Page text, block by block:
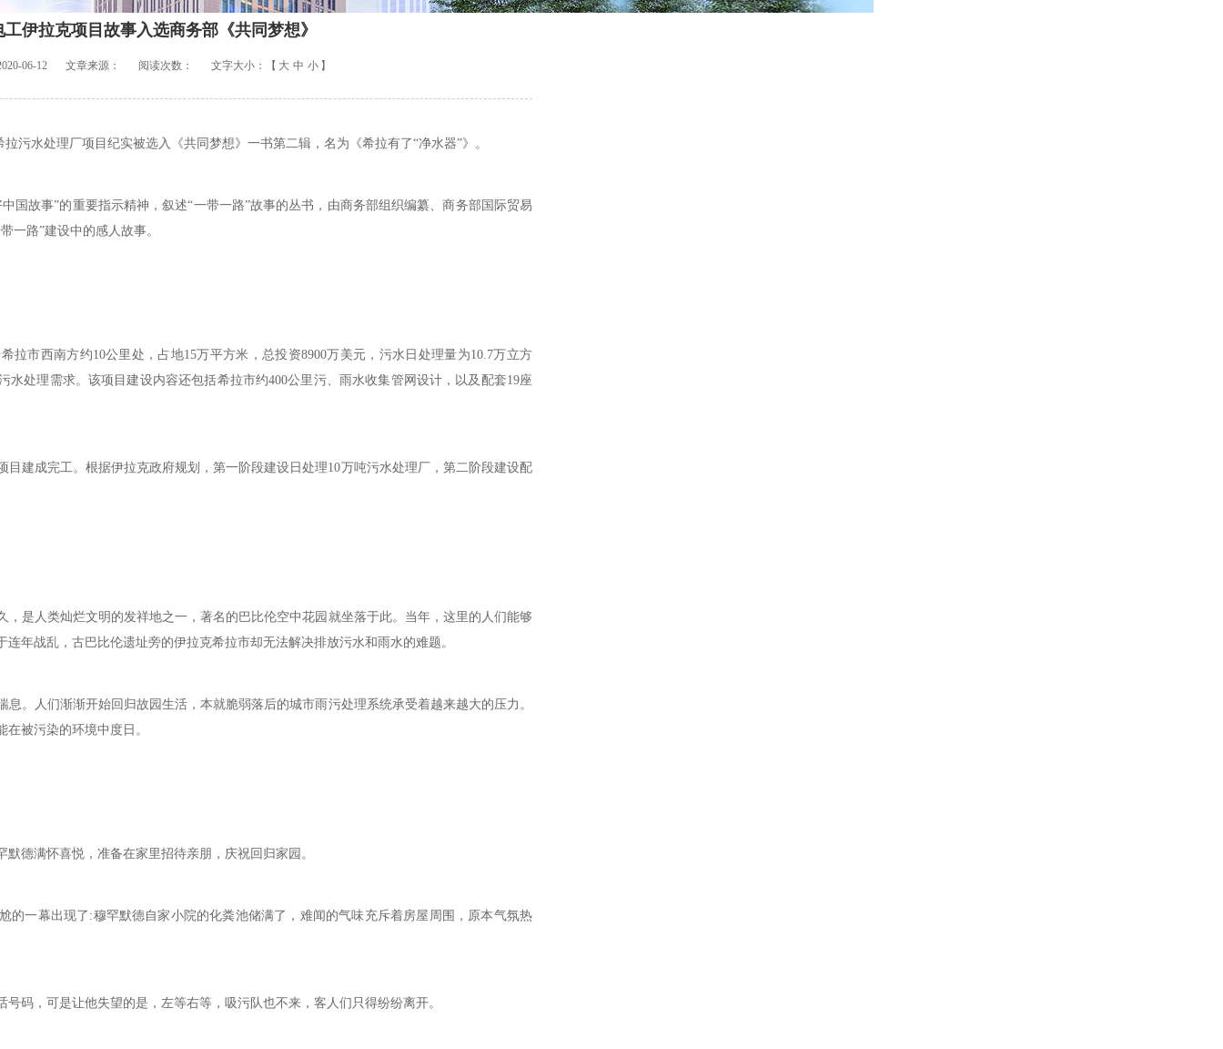
工伊拉克项目故事入选商务部《共同梦想》
06-12 文章来源： 阅读次数： 文字大小：【 大 中 小 】
水处理厂项目纪实被选入《共同梦想》一书第二辑，名为《希拉有了“净水器”》。
故事”的重要指示精神，叙述“一带一路”故事的丛书，由商务部组织编纂、商务部国际贸易
一路”建设中的感人故事。
西南方约10公里处，占地15万平方米，总投资8900万美元，污水日处理量为10.7万立方
水处理需求。该项目建设内容还包括希拉市约400公里污、雨水收集管网设计，以及配套19座
成完工。根据伊拉克政府规划，第一阶段建设日处理10万吨污水处理厂，第二阶段建设配
人类灿烂文明的发祥地之一，著名的巴比伦空中花园就坐落于此。当年，这里的人们能够
年战乱，古巴比伦遗址旁的伊拉克希拉市却无法解决排放污水和雨水的难题。
人们渐渐开始回归故园生活，本就脆弱落后的城市雨污处理系统承受着越来越大的压力。
被污染的环境中度日。
满怀喜悦，准备在家里招待亲朋，庆祝回归家园。
幕出现了:穆罕默德自家小院的化粪池储满了，难闻的气味充斥着房屋周围，原本气氛热
，可是让他失望的是，左等右等，吸污队也不来，客人们只得纷纷离开。